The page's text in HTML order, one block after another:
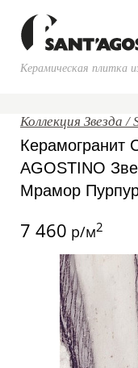
Керамическая плитка
Коллекция Звезда /
Керамогранит
AGOSTINO
Мрамор
7 460 р/м2